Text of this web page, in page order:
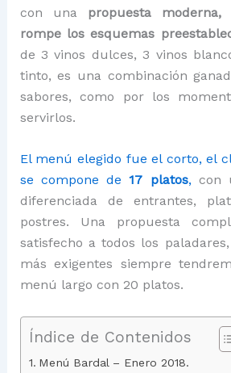
con una propuesta
rompe los esquemas
de 3 vinos dulces, 3 vinos
tinto, es una combinación
sabores, como por los
servirlos.
El menú elegido fue el corto, el
se compone de17 platos,con
diferenciada de entrantes,
postres. Una propuesta
satisfecho a todos los
más exigentes siempre
menú largo con 20 platos.
Índice de Contenidos
Menú Bardal – Enero 2018.